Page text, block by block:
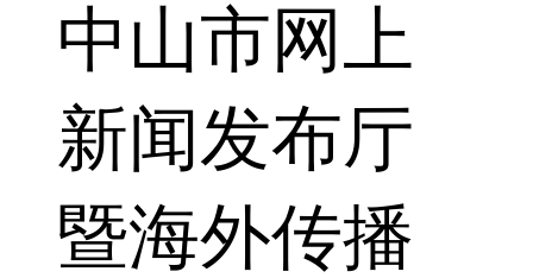
中山市网上
新闻发布厅
暨海外传播